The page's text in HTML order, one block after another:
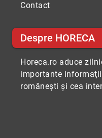
Contact
Despre HORECA
Horeca.ro aduce
importante
româneşti şi cea